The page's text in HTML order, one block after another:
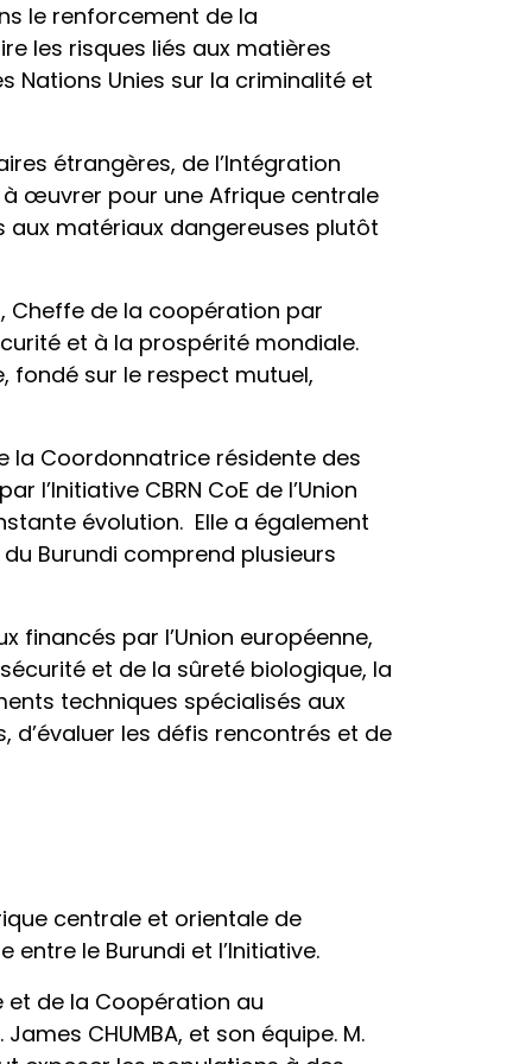
le renforcement de la
les risques liés aux matières
Nations Unies sur la criminalité et
étrangères, de l’Intégration
œuvrer pour une Afrique centrale
aux matériaux dangereuses plutôt
Cheffe de la coopération par
et à la prospérité mondiale.
fondé sur le respect mutuel,
la Coordonnatrice résidente des
l’Initiative CBRN CoE de l’Union
évolution. Elle a également
Burundi comprend plusieurs
financés par l’Union européenne,
et de la sûreté biologique, la
techniques spécialisés aux
d’évaluer les défis rencontrés et de
centrale et orientale de
entre le Burundi et l’Initiative.
et de la Coopération au
CHUMBA, et son équipe. M.